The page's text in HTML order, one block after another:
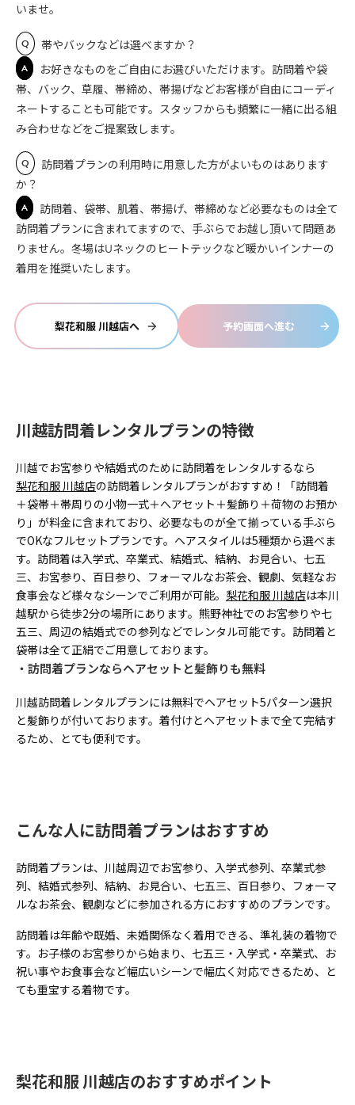
いませ。
Q 帯やバックなどは選べますか？
A
お好きなものをご自由にお選びいただけます。訪問着や袋
帯、バック、草履、帯締め、帯揚げなどお客様が自由にコーディ
ネートすることも可能です。スタッフからも頻繁に一緒に出る組
み合わせなどをご提案致します。
Q
訪問着プランの利用時に用意した方がよいものはあります
か？
A
訪問着、袋帯、肌着、帯揚げ、帯締めなど必要なものは全て
訪問着プランに含まれてますので、手ぶらでお越し頂いて問題あ
りません。冬場はUネックのヒートテックなど暖かいインナーの
着用を推奨いたします。
梨花和服 川越店へ 予約画面へ進む
川越訪問着レンタルプランの特徴
川越でお宮参りや結婚式のために訪問着をレンタルするなら
梨花和服 川越店の訪問着レンタルプランがおすすめ！「訪問着
＋袋帯＋帯周りの小物一式＋へアセット＋髪飾り＋荷物のお預か
り」が料金に含まれており、必要なものが全て揃っている手ぶら
でOKなフルセットプランです。ヘアスタイルは5種類から選べま
す。訪問着は入学式、卒業式、結婚式、結納、お見合い、七五
三、お宮参り、百日参り、フォーマルなお茶会、観劇、気軽なお
食事会など様々なシーンでご利用が可能。 梨花和服 川越店は本川
越駅から徒歩2分の場所にあります。熊野神社でのお宮参りや七
五三、周辺の結婚式での参列などでレンタル可能です。訪問着と
袋帯は全て正絹でご用意しております。
訪問着プランならヘアセットと髪飾りも無料
川越訪問着レンタルプランには無料でヘアセット5パターン選択
と髪飾りが付いております。着付けとヘアセットまで全て完結す
るため、とても便利です。
こんな人に訪問着プランはおすすめ
訪問着プランは、川越周辺でお宮参り、入学式参列、卒業式参
列、結婚式参列、結納、お見合い、七五三、百日参り、フォーマ
ルなお茶会、観劇などに参加される方におすすめのプランです。
訪問着は年齢や既婚、未婚関係なく着用できる、準礼装の着物で
す。お子様のお宮参りから始まり、七五三・入学式・卒業式、お
祝い事やお食事会など幅広いシーンで幅広く対応できるため、と
ても重宝する着物です。
梨花和服 川越店のおすすめポイント